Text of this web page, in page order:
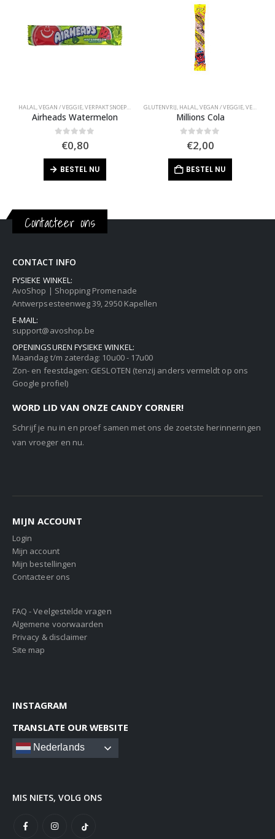
HALAL,VEGAN / VEGGIE,VERPAKT SNOEP,VIRAL SNOEP
Airheads Watermelon
out of 5
€0,80
BESTEL NU
GLUTENVRIJ, HALAL,VEGAN / VEGGIE,VERPAKT SNOEP
Millions Cola
out of 5
€2,00
BESTEL NU
Contacteer ons
CONTACT INFO
FYSIEKE WINKEL:
AvoShop | Shopping Promenade
Antwerpsesteenweg 39, 2950 Kapellen
E-MAIL:
support@avoshop.be
OPENINGSUREN FYSIEKE WINKEL:
Maandag t/m zaterdag: 10u00 - 17u00
Zon- en feestdagen: GESLOTEN (tenzij anders vermeldt op ons
Google profiel)
WORD LID VAN ONZE CANDY CORNER!
Schrijf je nu in en proef samen met ons de zoetste herinneringen
van vroeger en nu.
MIJN ACCOUNT
Login
Mijn account
Mijn bestellingen
Contacteer ons
FAQ - Veelgestelde vragen
Algemene voorwaarden
Privacy & disclaimer
Site map
INSTAGRAM
TRANSLATE OUR WEBSITE
Nederlands
MIS NIETS, VOLG ONS